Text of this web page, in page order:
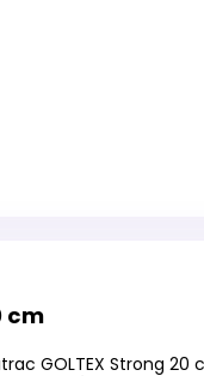
cm
GOLTEX Strong